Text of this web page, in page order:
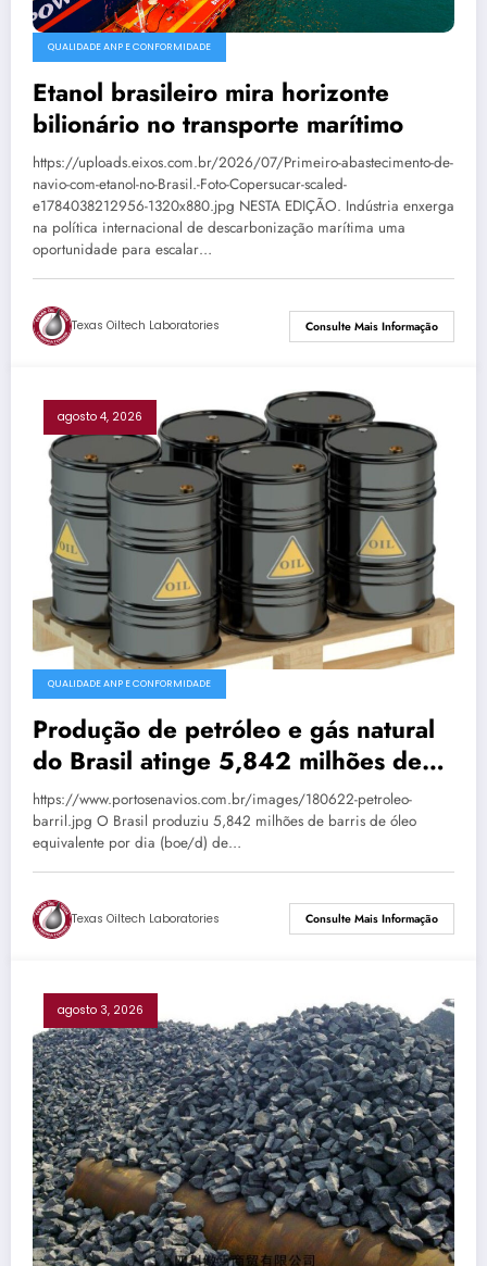
QUALIDADE ANP E CONFORMIDADE
Etanol brasileiro mira horizonte
bilionário no transporte marítimo
https://uploads.eixos.com.br/2026/07/Primeiro-abastecimento-de-
navio-com-etanol-no-Brasil.-Foto-Copersucar-scaled-
e1784038212956-1320x880.jpg NESTA EDIÇÃO. Indústria enxerga
na política internacional de descarbonização marítima uma
oportunidade para escalar…
Texas Oiltech Laboratories Consulte Mais Informação
agosto 4, 2026
QUALIDADE ANP E CONFORMIDADE
Produção de petróleo e gás natural
do Brasil atinge 5,842 milhões de
boe/d em junho
https://www.portosenavios.com.br/images/180622-petroleo-
barril.jpg O Brasil produziu 5,842 milhões de barris de óleo
equivalente por dia (boe/d) de…
Texas Oiltech Laboratories Consulte Mais Informação
agosto 3, 2026